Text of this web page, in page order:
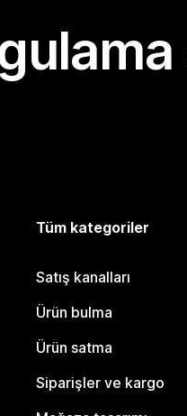
Tüm kategoriler
Satış kanalları
Ürün bulma
Ürün satma
Siparişler ve kargo